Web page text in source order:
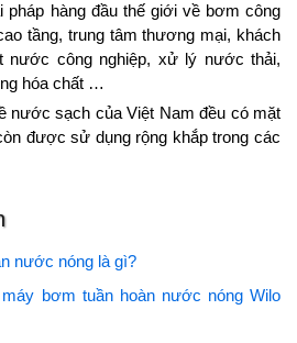
pháp hàng đầu thế giới về bơm công
tầng, trung tâm thương mại, khách
nước công nghiệp, xử lý nước thải,
hóa chất …
nước sạch của Việt Nam đều có mặt
được sử dụng rộng khắp trong các
nước nóng là gì?
bơm tuần hoàn nước nóng Wilo